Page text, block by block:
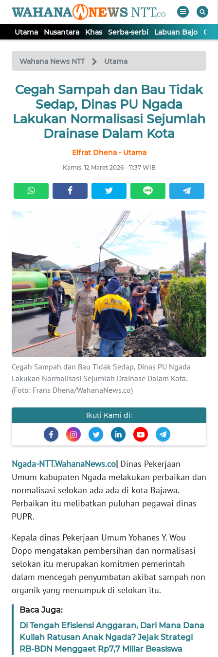
Utama Nusantara Khas Serba-serbi Labuan Bajo
Wahana News NTT Utama
Cegah Sampah dan Bau Tidak
Sedap, Dinas PU Ngada
Lakukan Normalisasi Sejumlah
Drainase Dalam Kota
Elfrat Dhena - Utama
Kamis, 12 Maret 2026 - 11:37 WIB
Cegah Sampah dan Bau Tidak Sedap, Dinas PU Ngada
Lakukan Normalisasi Sejumlah Drainase Dalam Kota.
(Foto: Frans Dhena/WahanaNews.co)
Ikuti Kami di:
Ngada-NTT.WahanaNews.co| Dinas Pekerjaan
Umum kabupaten Ngada melakukan perbaikan dan
normalisasi selokan ada ada di kota Bajawa.
Perbaikan itu melibatkan puluhan pegawai dinas
PUPR.
Kepala dinas Pekerjaan Umum Yohanes Y. Wou
Dopo mengatakan pembersihan dan normalisasi
selokan itu merupakan komitmen pemerintah
dalam mencegah penyumbatan akibat sampah non
organik yang menumpuk di selokan itu.
Baca Juga:
Di Tengah Efisiensi Anggaran, Dari Mana Dana
Kuliah Ratusan Anak Ngada? Jejak Strategi
RB-BDN Menggaet Rp7,7 Miliar Beasiswa
TV
Tutup
UTAMA
NUSANTARA
SERBI
LABUAN
BAJO
Informasi
INDEKS
BERITA
KONTAK
KAMI
INFO
IKLAN
PEDOMAN
MEDIA
SIBER
REDAKSI
DISCLAIMER
Wahana
News
Regional
WN
WN
JAKARTA